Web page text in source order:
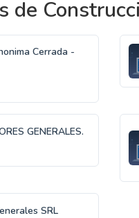
de
Cerrada -
GENERALES.
SRL